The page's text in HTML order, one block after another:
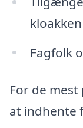
kloakken
Fagfolk
For de
at indhente